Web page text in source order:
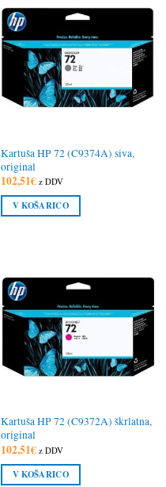
Kartuša HP 72 (C9374A) siva,
original
102,51€ z DDV
V KOŠARICO
Kartuša HP 72 (C9372A) škrlatna,
original
102,51€ z DDV
V KOŠARICO